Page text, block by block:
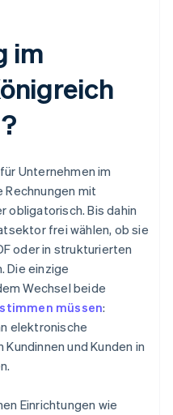
im
Unternehmen im
Rechnungen mit
obligatorisch. Bis dahin
frei wählen, ob sie
oder in strukturierten
Die einzige
Wechsel beide
müssen:
elektronische
und Kunden in
Einrichtungen wie